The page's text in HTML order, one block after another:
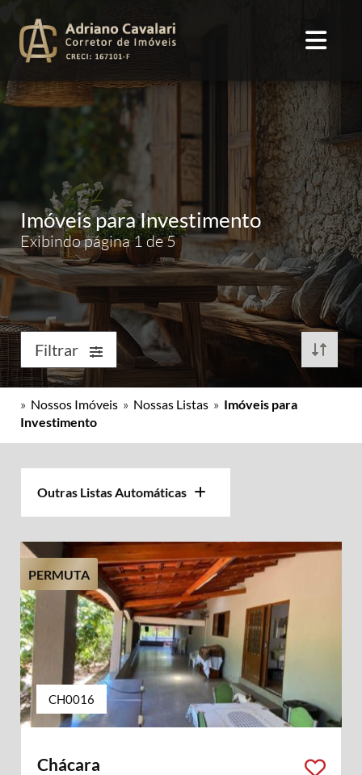
Imóveis para Investimento
Exibindo página 1 de 5
Filtrar
» Nossos Imóveis » Nossas Listas » Imóveis para
Investimento
Outras Listas Automáticas
PERMUTA
CH0016
Chácara